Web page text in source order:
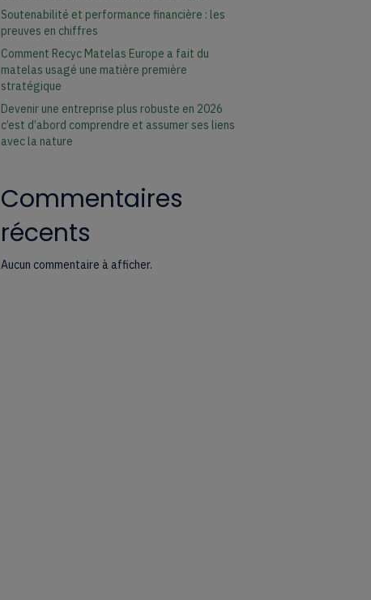
Soutenabilité et performance financière : les
preuves en chiffres
Comment Recyc Matelas Europe a fait du
matelas usagé une matière première
stratégique
Devenir une entreprise plus robuste en 2026
c’est d’abord comprendre et assumer ses liens
avec la nature
Commentaires
récents
Aucun commentaire à afficher.